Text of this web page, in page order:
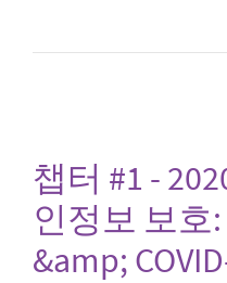
챕터 #1 -
인정보 보호
&amp;